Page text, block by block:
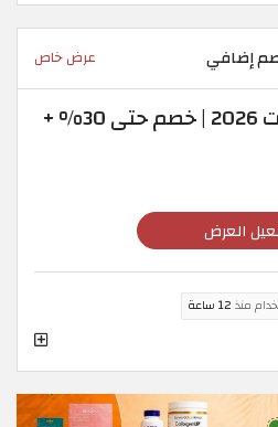
عرض خاص
كوبون خصم سيكست 2026 | خصم حتى 30% +
العرض
منذ 12 ساعة